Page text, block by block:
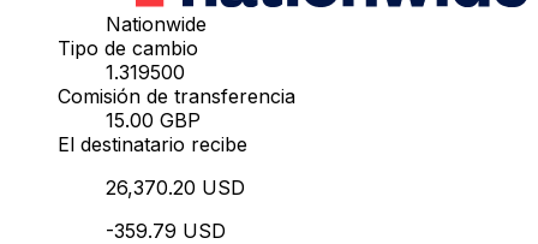
Nationwide
Tipo de cambio
1.319500
Comisión de transferencia
15.00 GBP
El destinatario recibe
26,370.20 USD
-359.79 USD